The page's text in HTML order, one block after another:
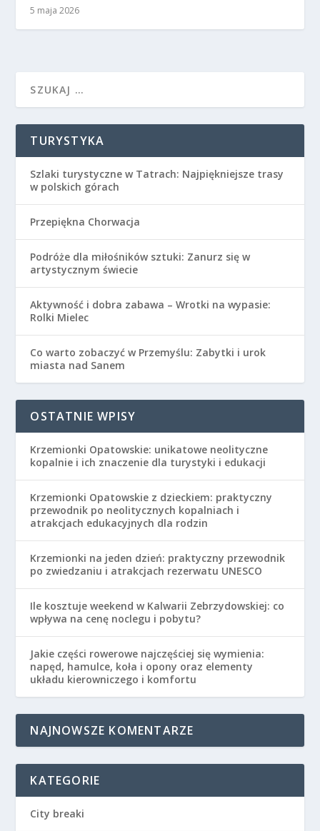
5 maja 2026
TURYSTYKA
Szlaki turystyczne w Tatrach: Najpiękniejsze trasy
w polskich górach
Przepiękna Chorwacja
Podróże dla miłośników sztuki: Zanurz się w
artystycznym świecie
Aktywność i dobra zabawa – Wrotki na wypasie:
Rolki Mielec
Co warto zobaczyć w Przemyślu: Zabytki i urok
miasta nad Sanem
OSTATNIE WPISY
Krzemionki Opatowskie: unikatowe neolityczne
kopalnie i ich znaczenie dla turystyki i edukacji
Krzemionki Opatowskie z dzieckiem: praktyczny
przewodnik po neolitycznych kopalniach i
atrakcjach edukacyjnych dla rodzin
Krzemionki na jeden dzień: praktyczny przewodnik
po zwiedzaniu i atrakcjach rezerwatu UNESCO
Ile kosztuje weekend w Kalwarii Zebrzydowskiej: co
wpływa na cenę noclegu i pobytu?
Jakie części rowerowe najczęściej się wymienia:
napęd, hamulce, koła i opony oraz elementy
układu kierowniczego i komfortu
NAJNOWSZE KOMENTARZE
KATEGORIE
City breaki